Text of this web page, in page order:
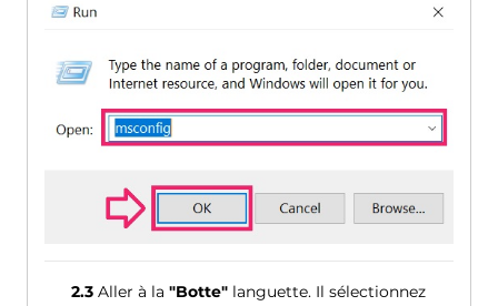
2.3 Aller à la"Botte" languette. Il sélectionnez